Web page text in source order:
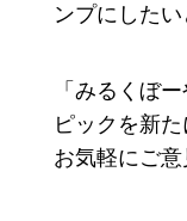
ンプにしたい
「みるくぼ
ピックを新
お気軽にご意